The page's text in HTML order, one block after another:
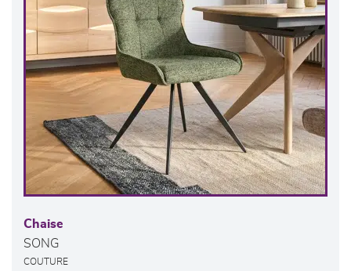
Chaise
SONG
COUTURE